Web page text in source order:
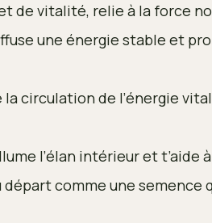
de vitalité, relie à la force
une énergie stable et
circulation de l’énergie
l’élan intérieur et
comme une